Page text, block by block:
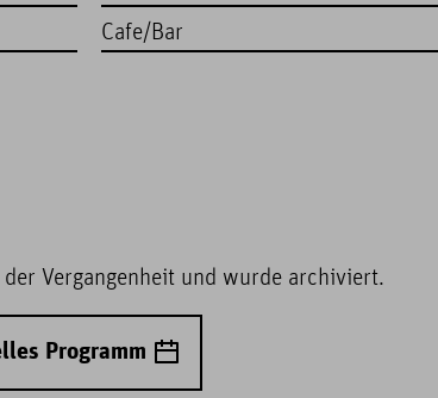
Cafe/Bar
Vergangenheit und wurde archiviert.
Programm